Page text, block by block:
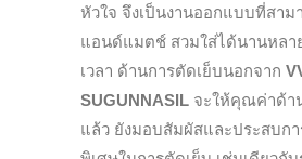
หัวใจ จึงเป็นงานออกแบบที่สา
แอนด์แมตช์ สวมใส่ได้นานหลา
เวลา ด้านการตัดเย็บนอกจาก
SUGUNNASIL จะให้คุณค่าด้า
แล้ว ยังมอบสัมผัสและประสบก